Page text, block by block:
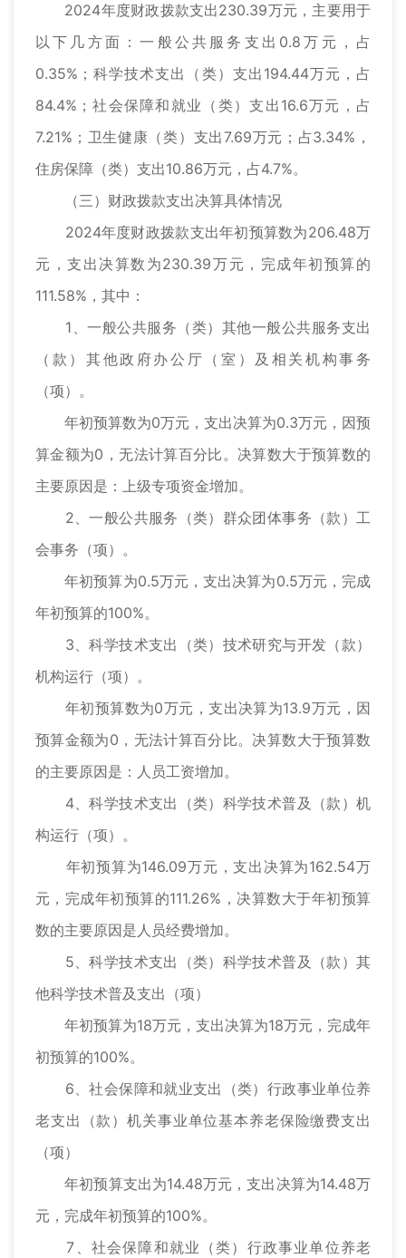
2024年度财政拨款支出230.39万元，主要用于
以下几方面：一般公共服务支出0.8万元，占
0.35%；科学技术支出（类）支出194.44万元，占
84.4%；社会保障和就业（类）支出16.6万元，占
7.21%；卫生健康（类）支出7.69万元；占3.34%，
住房保障（类）支出10.86万元，占4.7%。
（三）财政拨款支出决算具体情况
2024年度财政拨款支出年初预算数为206.48万
元，支出决算数为230.39万元，完成年初预算的
111.58%，其中：
1、一般公共服务（类）其他一般公共服务支出
（款）其他政府办公厅（室）及相关机构事务
（项）。
年初预算数为0万元，支出决算为0.3万元，因预
算金额为0，无法计算百分比。决算数大于预算数的
主要原因是：上级专项资金增加。
2、一般公共服务（类）群众团体事务（款）工
会事务（项）。
年初预算为0.5万元，支出决算为0.5万元，完成
年初预算的100%。
3、科学技术支出（类）技术研究与开发（款）
机构运行（项）。
年初预算数为0万元，支出决算为13.9万元，因
预算金额为0，无法计算百分比。决算数大于预算数
的主要原因是：人员工资增加。
4、科学技术支出（类）科学技术普及（款）机
构运行（项）。
年初预算为146.09万元，支出决算为162.54万
元，完成年初预算的111.26%，决算数大于年初预算
数的主要原因是人员经费增加。
5、科学技术支出（类）科学技术普及（款）其
他科学技术普及支出（项）
年初预算为18万元，支出决算为18万元，完成年
初预算的100%。
6、社会保障和就业支出（类）行政事业单位养
老支出（款）机关事业单位基本养老保险缴费支出
（项）
年初预算支出为14.48万元，支出决算为14.48万
元，完成年初预算的100%。
7、社会保障和就业（类）行政事业单位养老